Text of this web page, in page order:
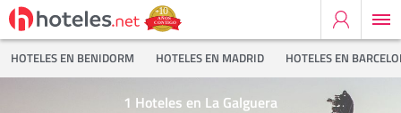
HOTELES EN BENIDORM HOTELES EN MADRID HOTELES EN
Hoteles en La Galguera
1